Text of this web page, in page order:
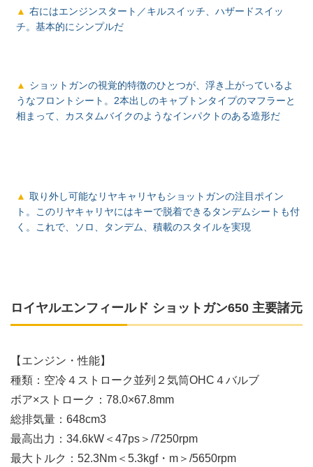
右にはエンジンスタート／キルスイッチ、ハザードスイッ
チ。基本的にシンプルだ
ショットガンの視覚的特徴のひとつが、浮き上がっているよ
うなフロントシート。2本出しのキャブトンタイプのマフラーと
相まって、カスタムバイクのようなインパクトのある造形だ
取り外し可能なリヤキャリヤもショットガンの注目ポイン
ト。このリヤキャリヤにはキーで脱着できるタンデムシートも付
く。これで、ソロ、タンデム、積載のスタイルを実現
ロイヤルエンフィールド ショットガン650 主要諸元
【エンジン・性能】
種類：空冷４ストローク並列２気筒OHC４バルブ
ボア×ストローク：78.0×67.8mm
総排気量：648cm3
最高出力：34.6kW＜47ps＞/7250rpm
最大トルク：52.3Nm＜5.3kgf・m＞/5650rpm